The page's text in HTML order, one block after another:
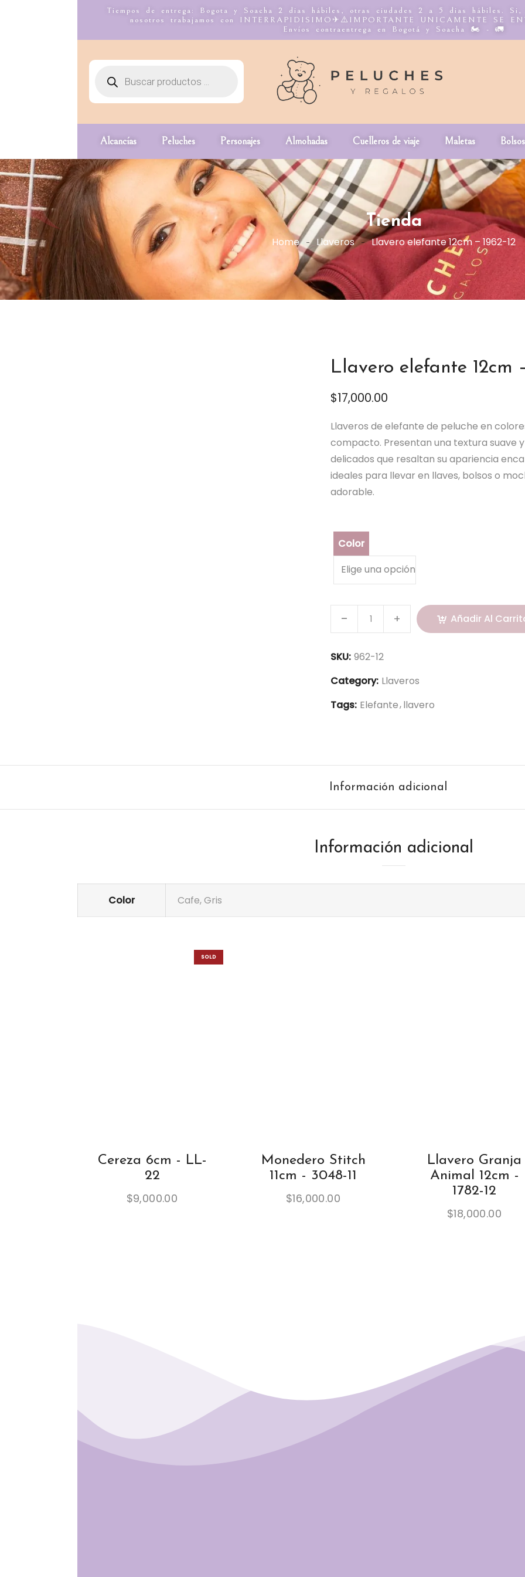
Tiempos de entrega: Bogota y Soacha 2 dias hábiles, otras ciudades 2 a 5 dias hábiles.
nosotros trabajamos con INTERRAPIDISIMO✈⚠️IMPORTANTE UNICAMENTE SE
Envíos contraentrega en Bogotá y Soacha 🏍️ - 🚛
Alcancías Peluches Personajes Almohadas Cuelleros de viaje Maletas Bolsos
Tienda
Home Llaveros Llavero elefante 12cm – 1962-12
Llavero elefante 12cm
$17,000.00
Llaveros de elefante de peluche en
compacto. Presentan una textura suave
delicados que resaltan su apariencia
ideales para llevar en llaves, bolsos o
adorable.
Color
Añadir Al
SKU: 962-12
Category: Llaveros
Tags: Elefante llavero
Información adicional
Información adicional
Color Cafe, Gris
SOLD
Cereza 6cm - LL-
22
$9,000.00
Monedero Stitch
11cm - 3048-11
$16,000.00
Llavero Granja
Animal 12cm -
1782-12
$18,000.00